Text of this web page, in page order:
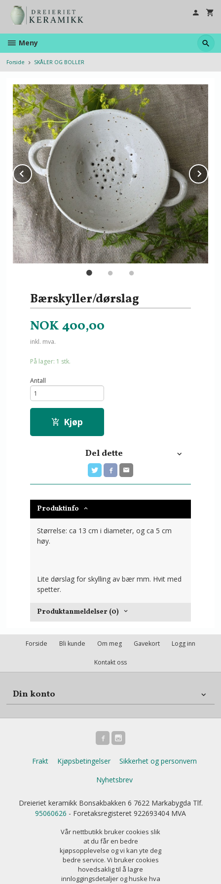
innholdet
Meny
Forside SKÅLER OG BOLLER
Prev
Bærskyller/dørslag
NOK400,00
inkl. mva.
På lager: 1 stk.
Antall
Kjøp
Del dette
Produktinfo
Størrelse: ca 13 cm i diameter, og ca 5 cm
høy.
Lite dørslag for skylling av bær mm. Hvit med
spetter.
Produktanmeldelser (0)
Forside Bli kunde Om meg Gavekort Logg inn
Kontakt oss
Din konto
Frakt Kjøpsbetingelser
Sikkerhet og personvern
Nyhetsbrev
Dreieriet keramikk Bonsakbakken 6 7622 Markabygda Tlf.
95060626 - Foretaksregisteret 922693404 MVA
Vår nettbutikk bruker cookies slik
at du får en bedre
kjøpsopplevelse og vi kan yte deg
bedre service. Vi bruker cookies
hovedsaklig til å lagre
innloggingsdetaljer og huske hva